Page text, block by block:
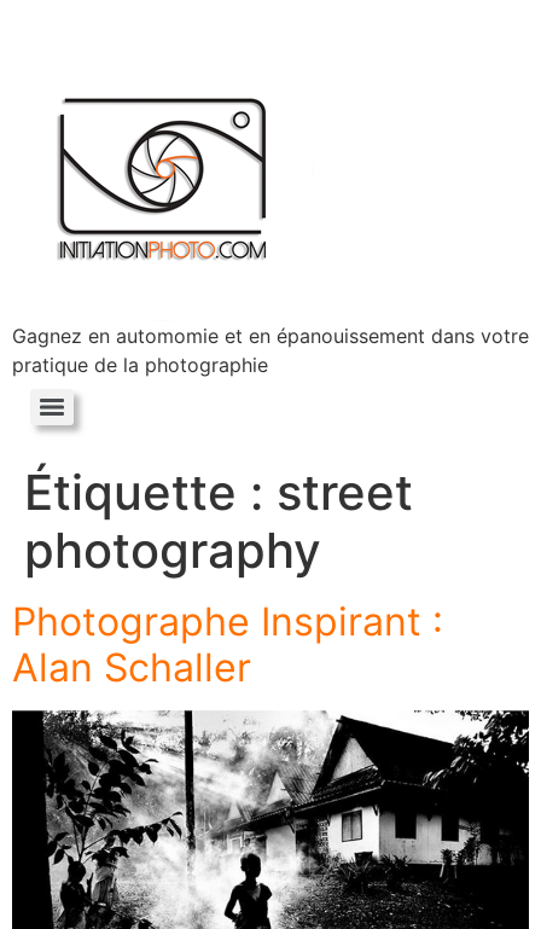
Gagnez en automomie et en épanouissement dans votre
pratique de la photographie
Étiquette : street
photography
Photographe Inspirant :
Alan Schaller